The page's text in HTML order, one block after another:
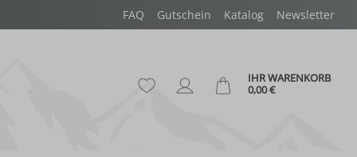
FAQ Gutschein Katalog Newsletter
Du hast 0 Produkte auf dem
IHR WARENKORB
0,00 €